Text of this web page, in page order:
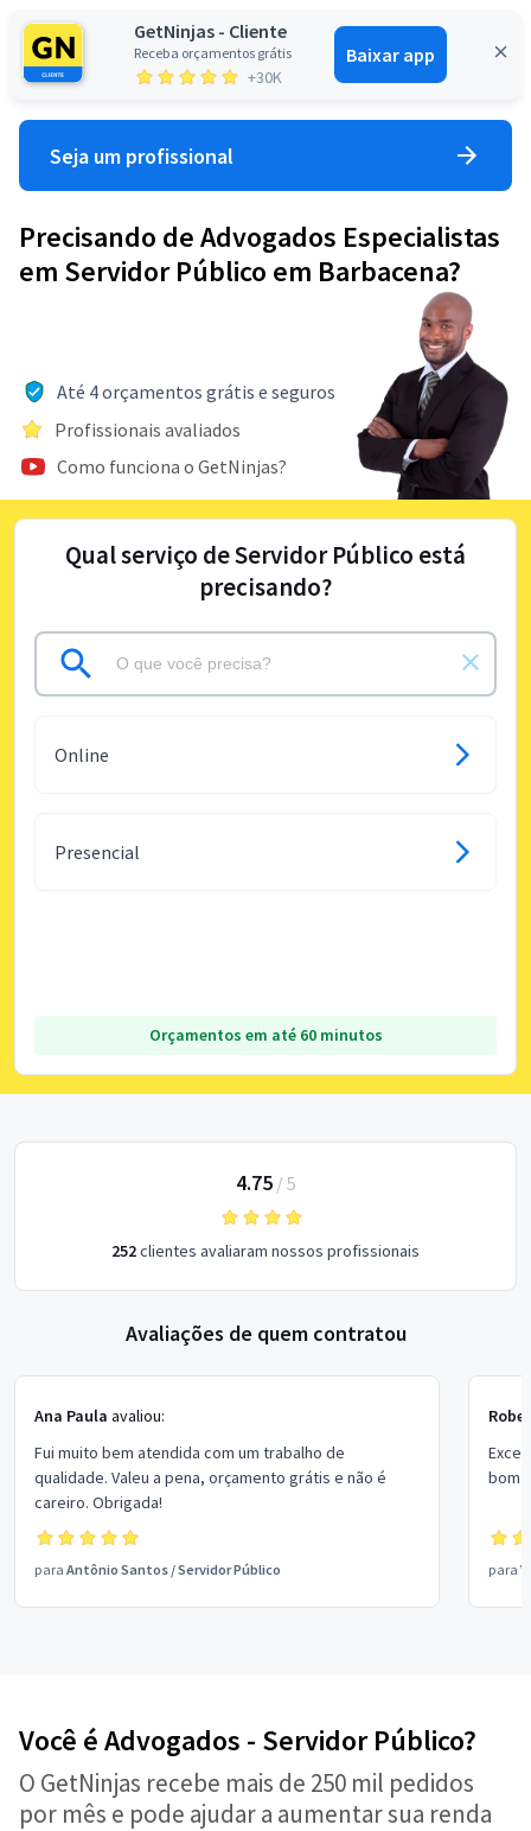
GetNinjas - Cliente
Receba orçamentos grátis
+30K
Baixar app
Entrar
Seja um profissional
Precisando de Advogados Especialistas
em Servidor Público em Barbacena?
Até 4 orçamentos grátis e seguros
Profissionais avaliados
Como funciona o GetNinjas?
Qual serviço de Servidor Público está
precisando?
Online
Presencial
Orçamentos em até 60 minutos
4.75/ 5
252clientes avaliaram nossos profissionais
Avaliações de quem contratou
Ana Paula avaliou:
Fui muito bem atendida com um trabalho de
qualidade. Valeu a pena, orçamento grátis e não é
careiro. Obrigada!
para Antônio Santos /Servidor Público
bom
para
Você é Advogados - Servidor Público?
O GetNinjas recebe mais de 250 mil pedidos
por mês e pode ajudar a aumentar sua renda